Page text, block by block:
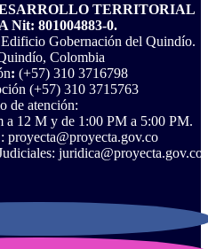
TERRITORIAL
Nit: 801004883-0.
Gobernación del Quindío.
Colombia
: (+57) 310 3716798
‪(+57) 310 3715763‬
de atención:
a 12 M y de 1:00 PM a 5:00 PM.
proyecta@proyecta.gov.co
juridica@proyecta.gov.co